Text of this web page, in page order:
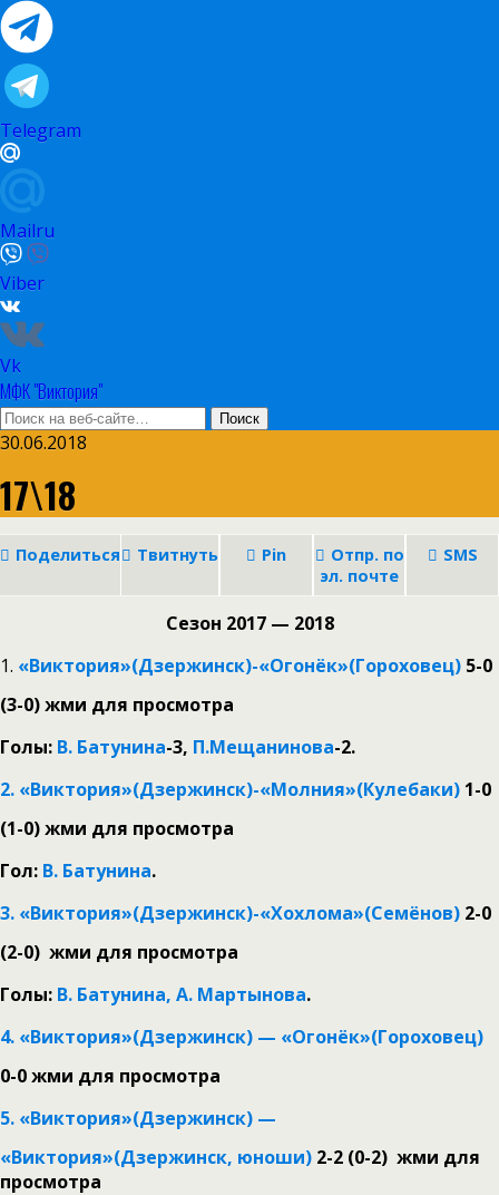
Telegram
Mailru
Viber
Vk
МФК "Виктория"
30.06.2018
17\18
Поделиться Твитнуть Pin
Отпр. по
эл. почте
SMS
Сезон 2017 — 2018
1. «Виктория»(Дзержинск)-«Огонёк»(Гороховец) 5-0
(3-0)жми для просмотра
Голы: В. Батунина-3, П.Мещанинова-2.
2. «Виктория»(Дзержинск)-«Молния»(Кулебаки) 1-0
(1-0)жми для просмотра
Гол: В. Батунина.
3. «Виктория»(Дзержинск)-«Хохлома»(Семёнов) 2-0
(2-0) жми для просмотра
Голы: В. Батунина, А. Мартынова.
4. «Виктория»(Дзержинск) — «Огонёк»(Гороховец)
0-0жми для просмотра
5. «Виктория»(Дзержинск) —
«Виктория»(Дзержинск, юноши) 2-2 (0-2) жми для
просмотра